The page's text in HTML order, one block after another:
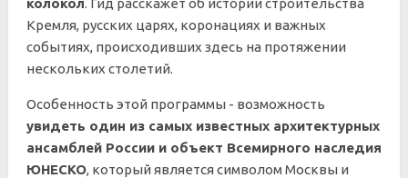
колокол. Гид расскажет об истории строительства
Кремля, русских царях, коронациях и важных
событиях, происходивших здесь на протяжении
нескольких столетий.
Особенность этой программы - возможность
увидеть один из самых известных архитектурных
ансамблей России и объект Всемирного наследия
ЮНЕСКО, который является символом Москвы и